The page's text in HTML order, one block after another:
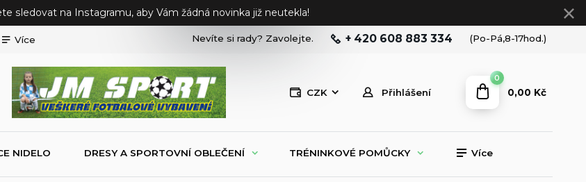
sledovat na Instagramu, aby Vám žádná novinka již neutekla!
Více
CZK Přihlášení
Nevíte si rady? Zavolejte. + 420 608 883 334 (Po-Pá,8-17hod.)
0
0,00 Kč
NIDELO DRESY A SPORTOVNÍ OBLEČENÍ TRÉNINKOVÉ POMŮCKY Více